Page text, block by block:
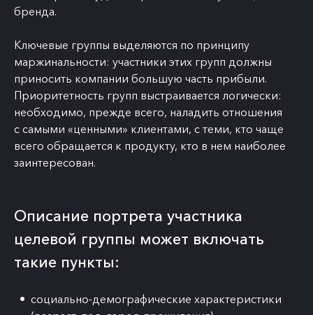
бренда.
Ключевые группы выделяются по принципу
маржинальности: участники этих групп должны
приносить компании большую часть прибыли.
Приоритетность групп выстраивается логически:
необходимо, прежде всего, наладить отношения
с самыми «ценными» клиентами, с теми, кто чаще
всего обращается к продукту, кто в нем наиболее
заинтересован.
Описание портрета участника
целевой группы может включать
такие пункты:
социально-демографические характеристики